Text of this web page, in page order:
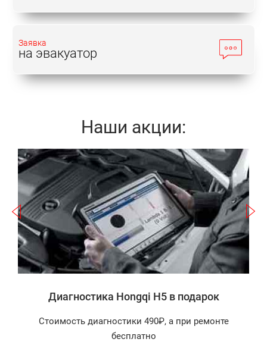
Заявка
на эвакуатор
Наши акции:
Записаться
Диагностика Hongqi H5 в подарок
Стоимость диагностики 490₽, а при ремонте
бесплатно